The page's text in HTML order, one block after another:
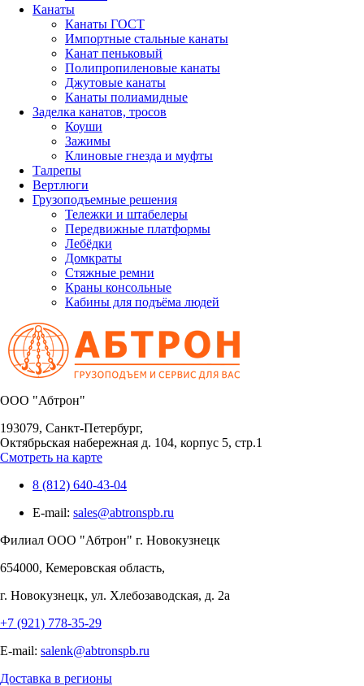
Канаты
Канаты ГОСТ
Импортные стальные канаты
Канат пеньковый
Полипропиленовые канаты
Джутовые канаты
Канаты полиамидные
Заделка канатов, тросов
Коуши
Зажимы
Клиновые гнезда и муфты
Талрепы
Вертлюги
Грузоподъемные решения
Тележки и штабелеры
Передвижные платформы
Лебёдки
Домкраты
Стяжные ремни
Краны консольные
Кабины для подъёма людей
OOO "Абтрон"
193079, Санкт-Петербург,
Октябрьская набережная д. 104, корпус 5, стр.1
Смотреть на карте
8 (812) 640-43-04
E-mail: sales@abtronspb.ru
Филиал OOO "Абтрон" г. Новокузнецк
654000, Кемеровская область,
г. Новокузнецк, ул. Хлебозаводская, д. 2а
+7 (921) 778-35-29
E-mail: salenk@abtronspb.ru
Доставка в регионы